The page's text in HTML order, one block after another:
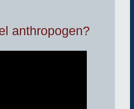
anthropogen?